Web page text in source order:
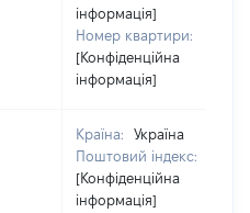
інформація]
Номер квартири:
[Конфіденційна
інформація]
Країна:
Україна
Поштовий індекс:
[Конфіденційна
інформація]